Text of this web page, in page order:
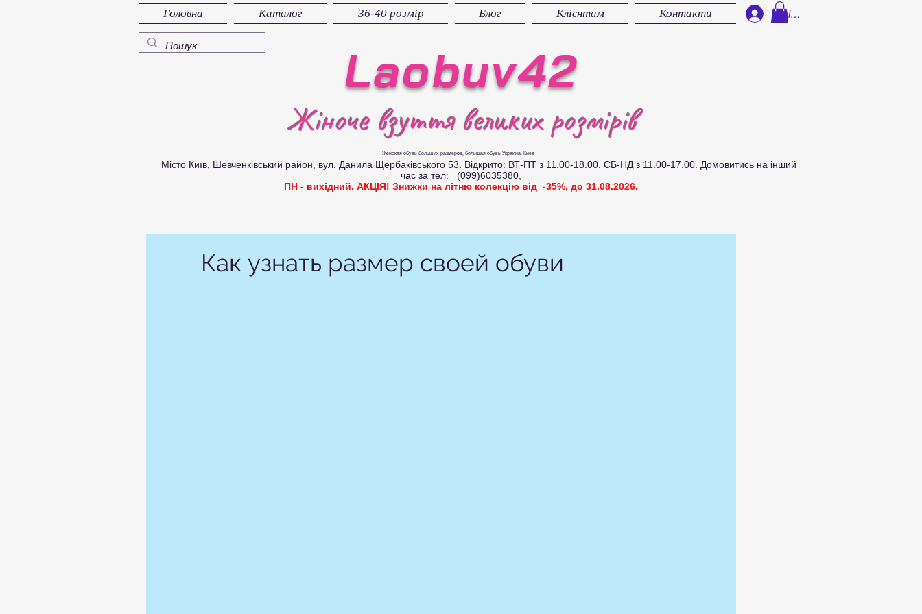
Головна Каталог 36-40 розмір Блог Клієнтам Контакти Увійти
Laobuv42
Жіноче взуття великих розмірів
Женская обувь больших размеров, большая обувь Украина. Киев
Місто Київ, Шевченківський район, вул. Данила Щербаківського 53. Відкрито: ВТ-ПТ з 11.00-18.00. СБ-НД з 11.00-17.00. Домовитись на інший
час за тел: (099)6035380,
ПН - вихідний. АКЦІЯ! Знижки на літню колекцію від -35%, до 31.08.2026.
Как узнать размер своей обуви